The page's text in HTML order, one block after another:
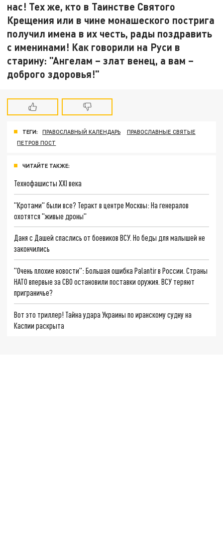
нас! Тех же, кто в Таинстве Святого
Крещения или в чине монашеского пострига
получил имена в их честь, рады поздравить
с именинами! Как говорили на Руси в
старину: "Ангелам – злат венец, а вам –
доброго здоровья!"
ТЕГИ: ПРАВОСЛАВНЫЙ КАЛЕНДАРЬ
ПРАВОСЛАВНЫЕ СВЯТЫЕ
ПЕТРОВ ПОСТ
ЧИТАЙТЕ ТАКЖЕ:
Технофашисты XXI века
"Кротами" были все? Теракт в центре Москвы: На генералов
охотятся "живые дроны"
Даня с Дашей спаслись от боевиков ВСУ. Но беды для малышей не
закончились
"Очень плохие новости": Большая ошибка Palantir в России. Страны
НАТО впервые за СВО остановили поставки оружия. ВСУ теряют
приграничье?
Вот это триллер! Тайна удара Украины по иранскому судну на
Каспии раскрыта